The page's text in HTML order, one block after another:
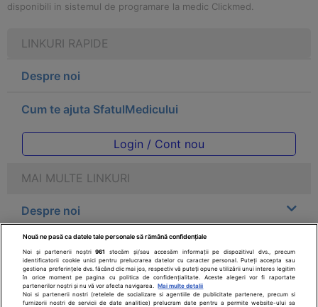
disponibili in sistemul de programare la medic Clickmed.
LINKURI RAPIDE
Despre noi
Cum te ajuta SfatulMedicului
Login / Cont nou
MAI MULTE LINKURI
Despre noi
Legal
Drepturile consumatorului
Nouă ne pasă ca datele tale personale să rămână confidențiale
Noi și partenerii noștri961
stocăm și/sau accesăm informații pe dispozitivul dvs., precum
identificatorii cookie unici pentru prelucrarea datelor cu caracter personal. Puteți accepta sau
gestiona preferințele dvs. făcând clic mai jos, respectiv vă puteți opune utilizării unui interes legitim
în orice moment pe pagina cu politica de confidențialitate. Aceste alegeri vor fi raportate
partenerilor noștri și nu vă vor afecta navigarea.
Mai multe detalii
Noi si partenerii nostri (retelele de socializare si agentiile de publicitate partenere, precum si
furnizorii nostri de servicii de date analitice) prelucram date pentru a permite website-ului sa